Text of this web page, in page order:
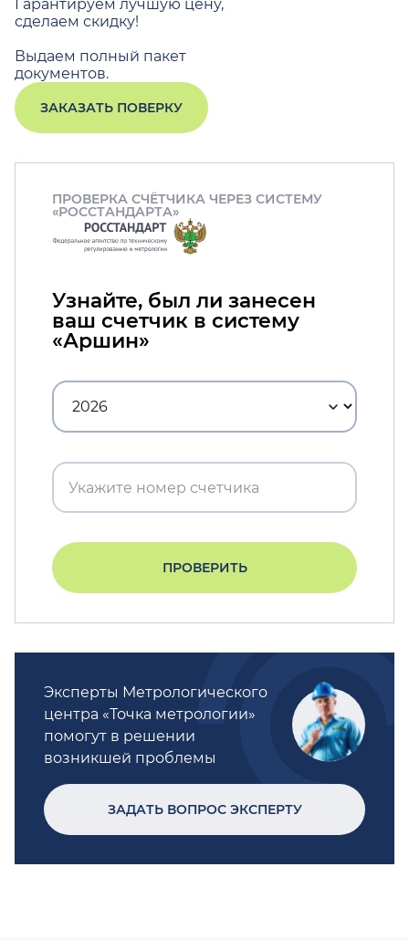
Гарантируем лучшую цену,
сделаем скидку!
Выдаем полный пакет
документов.
ЗАКАЗАТЬ ПОВЕРКУ
ПРОВЕРКА СЧЁТЧИКА ЧЕРЕЗ СИСТЕМУ
«РОССТАНДАРТА»
Узнайте, был ли занесен
ваш счетчик в систему
«Аршин»
ПРОВЕРИТЬ
Эксперты Метрологического
центра «Точка метрологии»
помогут в решении
возникшей проблемы
ЗАДАТЬ ВОПРОС ЭКСПЕРТУ